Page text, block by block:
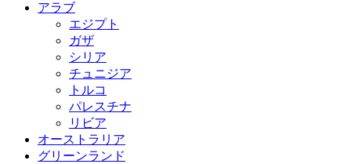
アラブ
エジプト
ガザ
シリア
チュニジア
トルコ
パレスチナ
リビア
オーストラリア
グリーンランド